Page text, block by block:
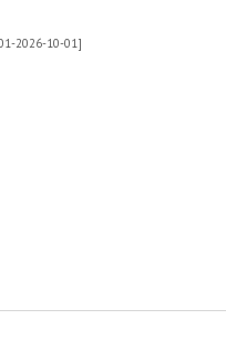
2026-10-01]